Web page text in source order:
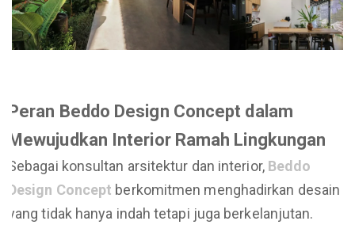
Peran Beddo Design Concept dalam
Mewujudkan Interior Ramah Lingkungan
Sebagai konsultan arsitektur dan interior, Beddo
Design Concept berkomitmen menghadirkan desain
yang tidak hanya indah tetapi juga berkelanjutan.